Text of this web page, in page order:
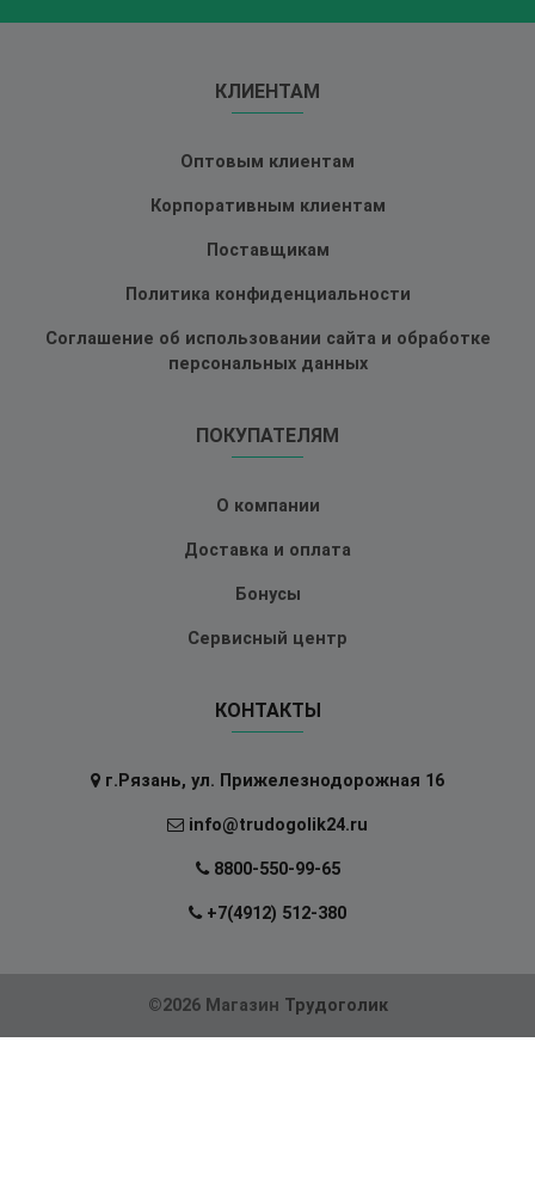
КЛИЕНТАМ
Оптовым клиентам
Корпоративным клиентам
Поставщикам
Политика конфиденциальности
Соглашение об использовании сайта и обработке
персональных данных
ПОКУПАТЕЛЯМ
О компании
Доставка и оплата
Бонусы
Сервисный центр
КОНТАКТЫ
г.Рязань, ул. Прижелезнодорожная 16
info@trudogolik24.ru
8800-550-99-65
+7(4912) 512-380
©2026 Магазин Трудоголик